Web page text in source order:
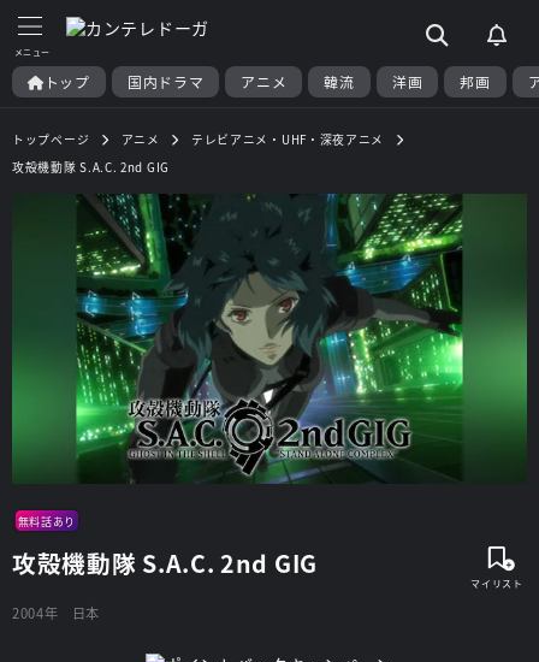
トップ 国内ドラマ アニメ 韓流 洋画 邦画
トップページ アニメ
テレビアニメ・UHF・深夜アニメ
攻殻機動隊 S.A.C. 2nd GIG
無料話あり
攻殻機動隊 S.A.C. 2nd GIG
2004年 日本